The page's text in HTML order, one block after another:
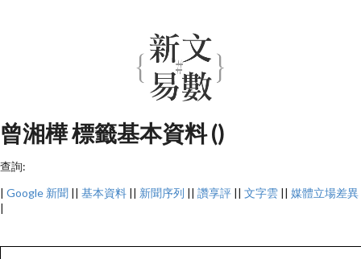
曾湘樺 標籤基本資料 ()
查詢:
| Google 新聞 || 基本資料 || 新聞序列 || 讚享評 || 文字雲 || 媒體立場差異
|